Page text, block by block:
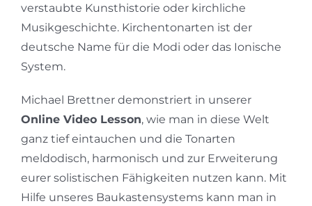
verstaubte Kunsthistorie oder kirchliche
Musikgeschichte. Kirchentonarten ist der
deutsche Name für die Modi oder das Ionische
System.
Michael Brettner demonstriert in unserer
Online Video Lesson, wie man in diese Welt
ganz tief eintauchen und die Tonarten
meldodisch, harmonisch und zur Erweiterung
eurer solistischen Fähigkeiten nutzen kann. Mit
Hilfe unseres Baukastensystems kann man in